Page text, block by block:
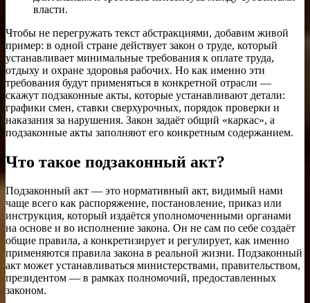
власти.
Чтобы не перегружать текст абстракциями, добавим живой
пример: в одной стране действует закон о труде, который
устанавливает минимальные требования к оплате труда,
отдыху и охране здоровья рабочих. Но как именно эти
требования будут применяться в конкретной отрасли —
скажут подзаконные акты, которые устанавливают детали:
графики смен, ставки сверхурочных, порядок проверки и
наказания за нарушения. Закон задаёт общий «каркас», а
подзаконные акты заполняют его конкретным содержанием.
Что такое подзаконный акт?
Подзаконный акт — это нормативный акт, видимый нами
чаще всего как распоряжение, постановление, приказ или
инструкция, который издаётся уполномоченными органами
на основе и во исполнение закона. Он не сам по себе создаёт
общие правила, а конкретизирует и регулирует, как именно
применяются правила закона в реальной жизни. Подзаконный
акт может устанавливаться министерствами, правительством,
президентом — в рамках полномочий, предоставленных
законом.